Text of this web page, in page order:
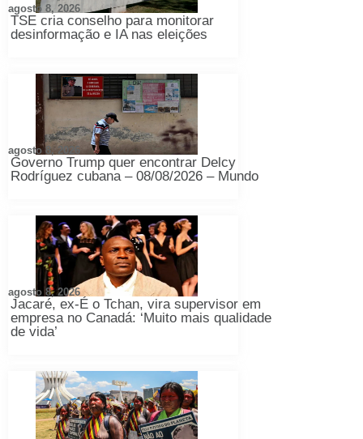
TSE cria conselho para monitorar
desinformação e IA nas eleições
agosto 8, 2026
Governo Trump quer encontrar Delcy
Rodríguez cubana – 08/08/2026 – Mundo
agosto 8, 2026
Jacaré, ex-É o Tchan, vira supervisor em
empresa no Canadá: ‘Muito mais qualidade
de vida’
agosto 8, 2026